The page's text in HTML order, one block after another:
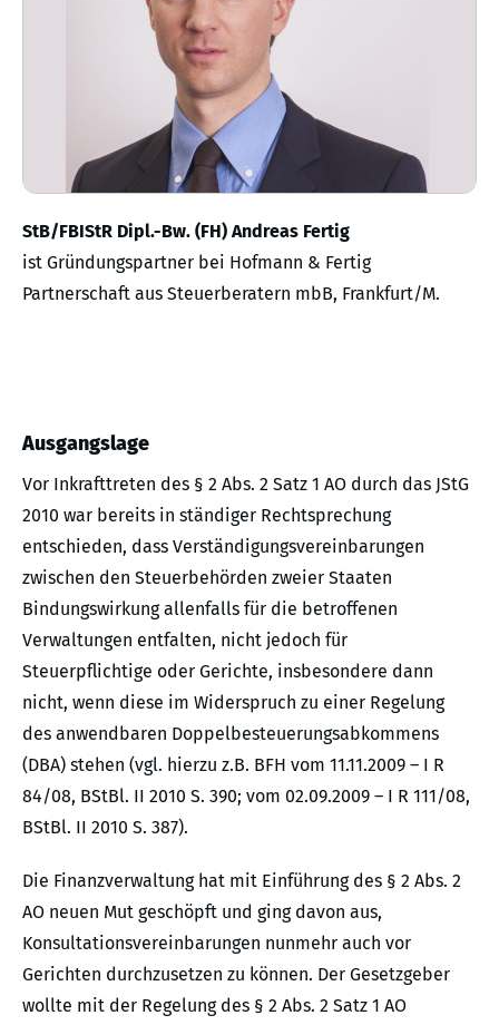
StB/FBIStR Dipl.-Bw. (FH) Andreas Fertig
ist Gründungspartner bei Hofmann & Fertig
Partnerschaft aus Steuerberatern mbB, Frankfurt/M.
Ausgangslage
Vor Inkrafttreten des § 2 Abs. 2 Satz 1 AO durch das JStG
2010 war bereits in ständiger Rechtsprechung
entschieden, dass Verständigungsvereinbarungen
zwischen den Steuerbehörden zweier Staaten
Bindungswirkung allenfalls für die betroffenen
Verwaltungen entfalten, nicht jedoch für
Steuerpflichtige oder Gerichte, insbesondere dann
nicht, wenn diese im Widerspruch zu einer Regelung
des anwendbaren Doppelbesteuerungsabkommens
(DBA) stehen (vgl. hierzu z.B. BFH vom 11.11.2009 – I R
84/08, BStBl. II 2010 S. 390; vom 02.09.2009 – I R 111/08,
BStBl. II 2010 S. 387).
Die Finanzverwaltung hat mit Einführung des § 2 Abs. 2
AO neuen Mut geschöpft und ging davon aus,
Konsultationsvereinbarungen nunmehr auch vor
Gerichten durchzusetzen zu können. Der Gesetzgeber
wollte mit der Regelung des § 2 Abs. 2 Satz 1 AO